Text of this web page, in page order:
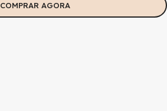
COMPRAR AGORA